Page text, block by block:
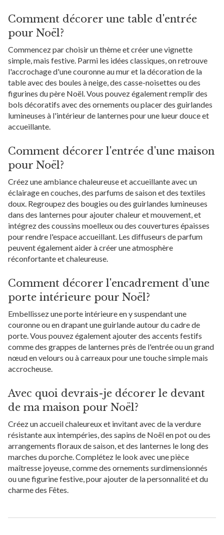
Comment décorer une table d'entrée
pour Noël?
Commencez par choisir un thème et créer une vignette
simple, mais festive. Parmi les idées classiques, on retrouve
l'accrochage d'une couronne au mur et la décoration de la
table avec des boules à neige, des casse-noisettes ou des
figurines du père Noël. Vous pouvez également remplir des
bols décoratifs avec des ornements ou placer des guirlandes
lumineuses à l'intérieur de lanternes pour une lueur douce et
accueillante.
Comment décorer l'entrée d'une maison
pour Noël?
Créez une ambiance chaleureuse et accueillante avec un
éclairage en couches, des parfums de saison et des textiles
doux. Regroupez des bougies ou des guirlandes lumineuses
dans des lanternes pour ajouter chaleur et mouvement, et
intégrez des coussins moelleux ou des couvertures épaisses
pour rendre l'espace accueillant. Les diffuseurs de parfum
peuvent également aider à créer une atmosphère
réconfortante et chaleureuse.
Comment décorer l'encadrement d'une
porte intérieure pour Noël?
Embellissez une porte intérieure en y suspendant une
couronne ou en drapant une guirlande autour du cadre de
porte. Vous pouvez également ajouter des accents festifs
comme des grappes de lanternes près de l'entrée ou un grand
nœud en velours ou à carreaux pour une touche simple mais
accrocheuse.
Avec quoi devrais-je décorer le devant
de ma maison pour Noël?
Créez un accueil chaleureux et invitant avec de la verdure
résistante aux intempéries, des sapins de Noël en pot ou des
arrangements floraux de saison, et des lanternes le long des
marches du porche. Complétez le look avec une pièce
maîtresse joyeuse, comme des ornements surdimensionnés
ou une figurine festive, pour ajouter de la personnalité et du
charme des Fêtes.